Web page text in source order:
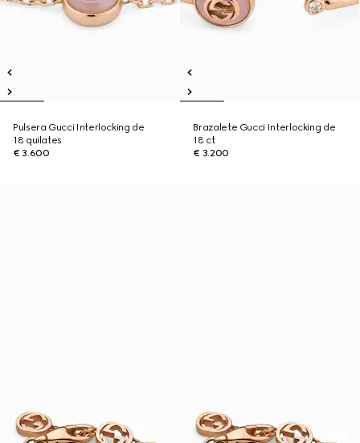
Pulsera Gucci Interlocking de
18 quilates
€ 3.600
Brazalete Gucci Interlocking de
18 ct
€ 3.200